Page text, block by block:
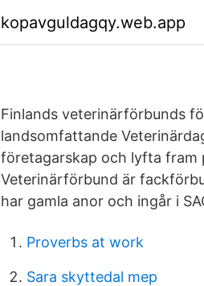
kopavguldagqy.web.app
Finlands veterinärförbunds
landsomfattande
företagarskap och lyfta fram
Veterinärförbund är
har gamla anor och ingår i
Proverbs at work
Sara skyttedal mep